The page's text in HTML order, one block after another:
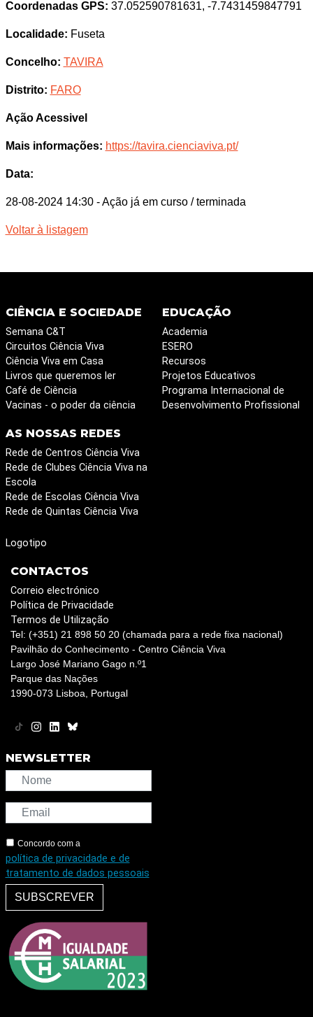
Coordenadas GPS: 37.052590781631, -7.7431459847791
Localidade: Fuseta
Concelho: TAVIRA
Distrito: FARO
Ação Acessivel
Mais informações: https://tavira.cienciaviva.pt/
Data:
28-08-2024 14:30 - Ação já em curso / terminada
Voltar à listagem
CIÊNCIA E SOCIEDADE
Semana C&T
Circuitos Ciência Viva
Ciência Viva em Casa
Livros que queremos ler
Café de Ciência
Vacinas - o poder da ciência
EDUCAÇÃO
Academia
ESERO
Recursos
Projetos Educativos
Programa Internacional de
Desenvolvimento Profissional
AS NOSSAS REDES
Rede de Centros Ciência Viva
Rede de Clubes Ciência Viva na
Escola
Rede de Escolas Ciência Viva
Rede de Quintas Ciência Viva
Logotipo
CONTACTOS
Correio electrónico
Política de Privacidade
Termos de Utilização
Tel: (+351) 21 898 50 20 (chamada para a rede fixa nacional)
Pavilhão do Conhecimento - Centro Ciência Viva
Largo José Mariano Gago n.º1
Parque das Nações
1990-073 Lisboa, Portugal
NEWSLETTER
Concordo com a
política de privacidade e de
tratamento de dados pessoais
SUBSCREVER